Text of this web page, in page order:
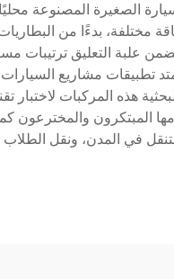
الصغيرة المصنوعة
مختلفة، بدءًا من البطاريات
تطبيقات مشاريع
هذه المركبات لاختبار
المبتكرون والمخترعون
في المدن، ونقل